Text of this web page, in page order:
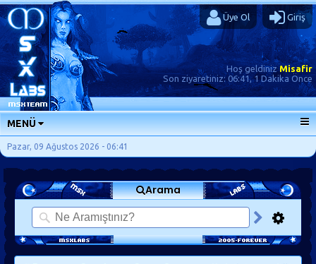
Üye Ol Giriş
Hoş geldinizMisafir
Son ziyaretiniz: 06:41, 1 Dakika Önce
MENÜ
ANA SAYFA
FORUMLAR
SORU-CEVAP
GÜNLÜKLER
SON MESAJLAR
Pazar, 09 Ağustos 2026 - 06:41
Arama